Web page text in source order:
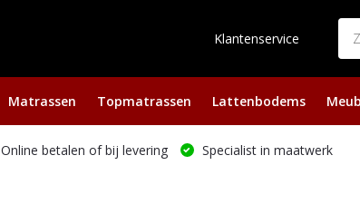
Klantenservice
Matrassen Topmatrassen Lattenbodems
Online betalen of bij levering
Specialist in maatwerk